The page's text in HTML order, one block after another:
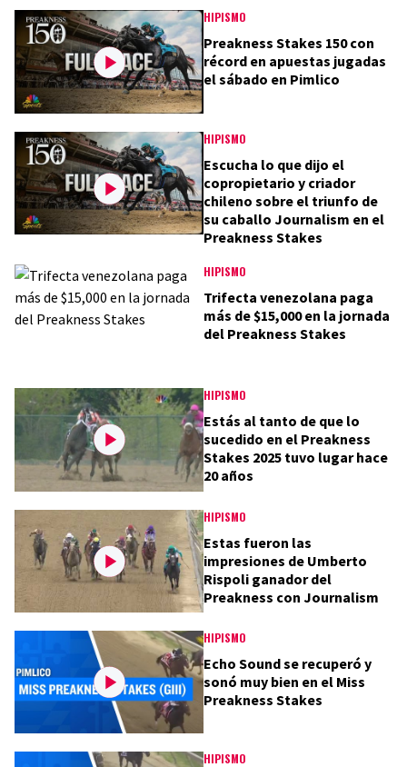
HIPISMO
Preakness Stakes 150 con
récord en apuestas jugadas
el sábado en Pimlico
HIPISMO
Escucha lo que dijo el
copropietario y criador
chileno sobre el triunfo de
su caballo Journalism en el
Preakness Stakes
HIPISMO
Trifecta venezolana paga
más de $15,000 en la jornada
del Preakness Stakes
HIPISMO
Estás al tanto de que lo
sucedido en el Preakness
Stakes 2025 tuvo lugar hace
20 años
HIPISMO
Estas fueron las
impresiones de Umberto
Rispoli ganador del
Preakness con Journalism
HIPISMO
Echo Sound se recuperó y
sonó muy bien en el Miss
Preakness Stakes
HIPISMO